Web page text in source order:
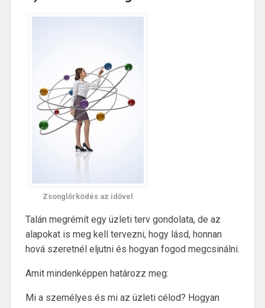
Zsonglőrködés az idővel
Talán megrémít egy üzleti terv gondolata, de az
alapokat is meg kell tervezni, hogy lásd, honnan
hová szeretnél eljutni és hogyan fogod megcsinálni.
Amit mindenképpen határozz meg:
Mi a személyes és mi az üzleti célod? Hogyan